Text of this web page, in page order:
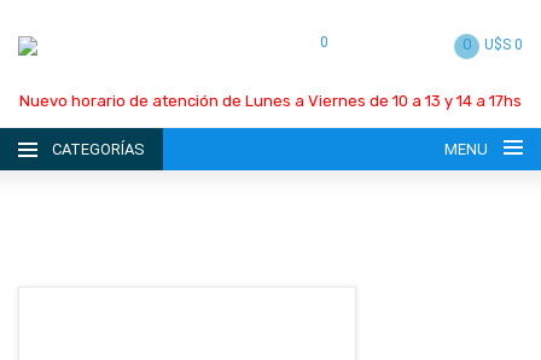
0 0 U$S 0
Nuevo horario de atención de Lunes a Viernes de 10 a 13 y 14 a 17hs
CATEGORÍAS MENU